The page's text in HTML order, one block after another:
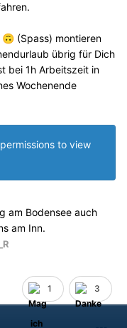
🙃 (Spass) montieren
übrig für Dich
bei 1h Arbeitszeit in
Wochenende
to view
am Bodensee auch
am Inn.
1 3